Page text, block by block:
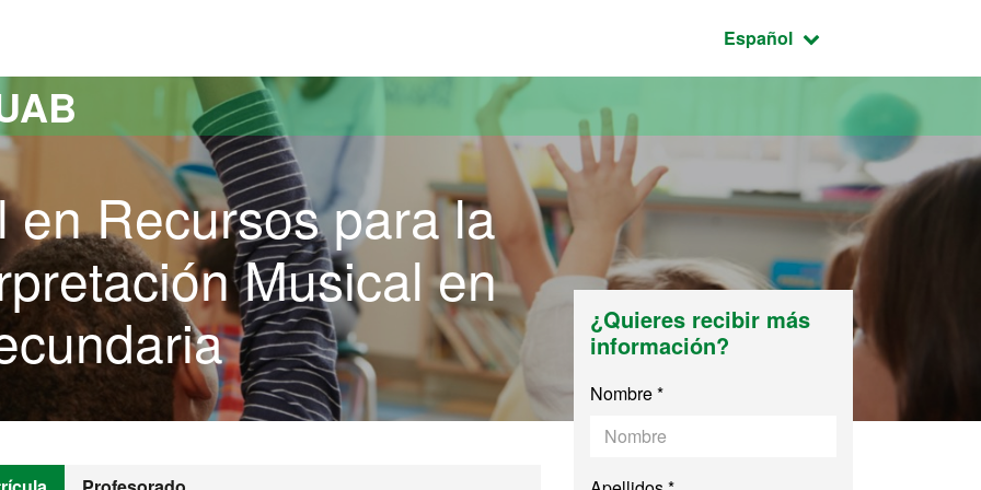
Idioma seleccionado:
Español
en Recursos para la
Musical en
¿Quieres recibir más
información?
Nombre *